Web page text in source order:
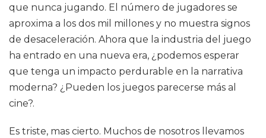
que nunca jugando. El número de jugadores se
aproxima a los dos mil millones y no muestra signos
de desaceleración. Ahora que la industria del juego
ha entrado en una nueva era, ¿podemos esperar
que tenga un impacto perdurable en la narrativa
moderna? ¿Pueden los juegos parecerse más al
cine?.
Es triste, mas cierto. Muchos de nosotros llevamos